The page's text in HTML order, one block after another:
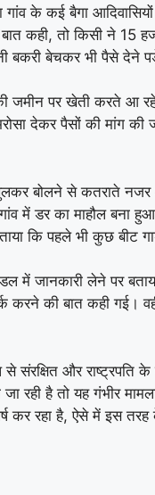
गांव के कई बैगा
कही, तो किसी ने 15
बकरी बेचकर भी पैसे देने
जमीन पर खेती करते आ
देकर पैसों की मांग की
बोलने से कतराते नजर
में डर का माहौल बना
कि पहले भी कुछ बीट
में जानकारी लेने पर
की बात कही गई।
संरक्षित और राष्ट्रपति
है तो यह गंभीर
कर रहा है, ऐसे में इस